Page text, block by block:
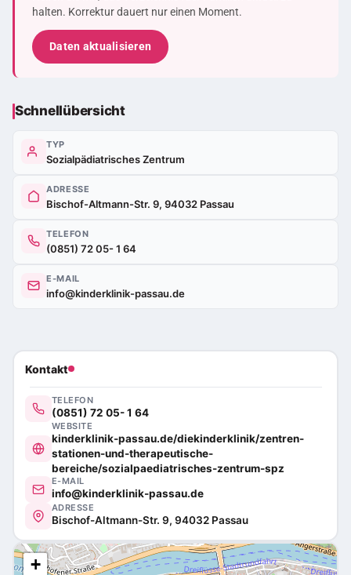
halten. Korrektur dauert nur einen Moment.
Daten aktualisieren
Schnellübersicht
TYP
Sozialpädiatrisches Zentrum
ADRESSE
Bischof-Altmann-Str. 9, 94032 Passau
TELEFON
(0851) 72 05- 1 64
E-MAIL
info@kinderklinik-passau.de
Kontakt
TELEFON
(0851) 72 05- 1 64
WEBSITE
kinderklinik-passau.de/diekinderklinik/zentren-
stationen-und-therapeutische-
bereiche/sozialpaediatrisches-zentrum-spz
E-MAIL
info@kinderklinik-passau.de
ADRESSE
Bischof-Altmann-Str. 9, 94032 Passau
+